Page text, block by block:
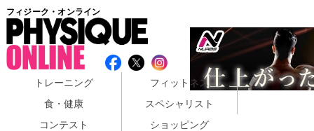
フィジーク・オンライン
トレーニング
フィットネス
食・健康
スペシャリスト
コンテスト
ショッピング